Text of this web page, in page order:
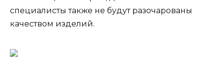
специалисты также не будут разочарованы
качеством изделий.